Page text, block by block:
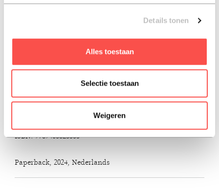
Details tonen
Alles toestaan
Selectie toestaan
Weigeren
dit soort onderzoek uit, ook artsen, psychiaters,
straten en werkplekken. Groene zintuigen legt uit hoe we
onze huizen, onze tijd buitenshuis en de wereld om ons
heen zo kunnen organiseren dat we de
ISBN: 9789463823555
Paperback, 2024, Nederlands